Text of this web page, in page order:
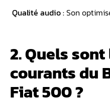
Qualité audio :Son
2. Quels
courants du
Fiat 500 ?